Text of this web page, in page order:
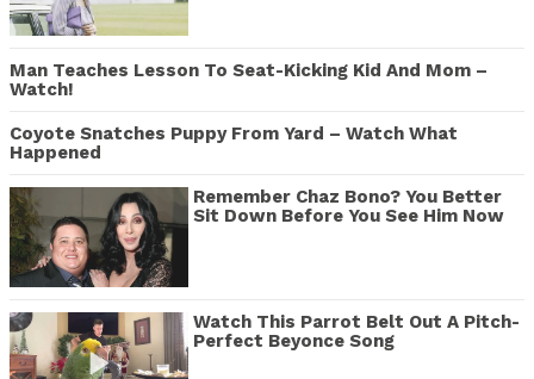
Man Teaches Lesson To Seat-Kicking Kid And Mom –
Watch!
Coyote Snatches Puppy From Yard – Watch What
Happened
Remember Chaz Bono? You Better
Sit Down Before You See Him Now
Watch This Parrot Belt Out A Pitch-
Perfect Beyonce Song